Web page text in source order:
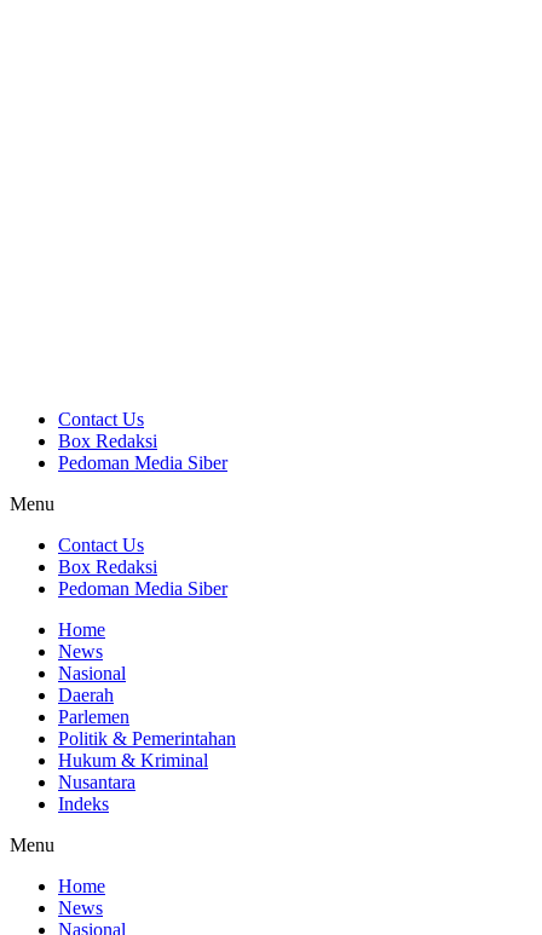
Contact Us
Box Redaksi
Pedoman Media Siber
Menu
Contact Us
Box Redaksi
Pedoman Media Siber
Home
News
Nasional
Daerah
Parlemen
Politik & Pemerintahan
Hukum & Kriminal
Nusantara
Indeks
Menu
Home
News
Nasional